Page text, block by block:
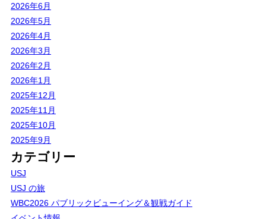
2026年6月
2026年5月
2026年4月
2026年3月
2026年2月
2026年1月
2025年12月
2025年11月
2025年10月
2025年9月
カテゴリー
USJ
USJ の旅
WBC2026 パブリックビューイング＆観戦ガイド